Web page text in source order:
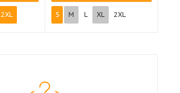
2XL S M L XL 2XL